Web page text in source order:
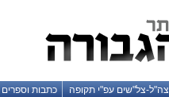
צה"ל-צל"שים עפ"י תקופה כתבות וספרים